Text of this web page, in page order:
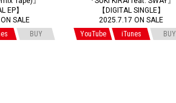
EP】
SALE
BUY
【DIGITAL SINGLE】
2025.7.17 ON SALE
YouTube
iTunes BUY